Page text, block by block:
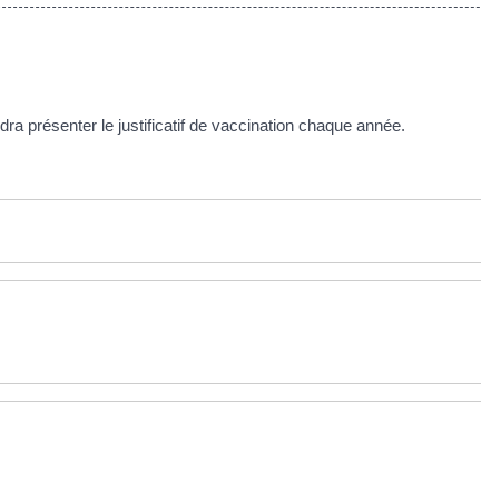
présenter le justificatif de vaccination chaque année.